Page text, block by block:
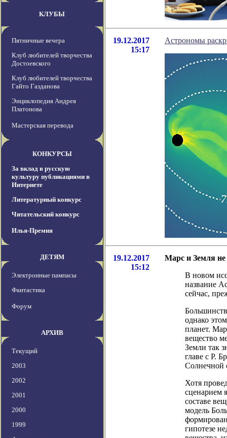
КЛУБЫ
Пятничные вечера
Клуб любителей творчества
Достоевского
Клуб любителей творчества
Гайто Газданова
Энциклопедия Андрея
Платонова
Мастерская перевода
КОНКУРСЫ
За вклад в русскую
культуру публикациями в
Интернете
Литературный конкурс
Читательский конкурс
Илья-Премия
ДЕТЯМ
Электронные пампасы
Фантастика
Форум
АРХИВ
Текущий
2003
2002
2001
2000
1999
19.12.2017
15:17
Астрономы
19.12.2017
15:12
Марс и Земля не
В новом
название
сейчас,
однако
планет.
вещество
Земли так
главе с Р.
Солнечной
Хотя
сценарием
составе
модель
гипотезе